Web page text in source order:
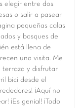
elegir entre dos
o salir a pasear
pequeñas calas
y bosques de
está llena de
una visita. Me
terraza y disfrutar
bici desde el
¡Aquí no
¡Es genial! ¡Todo